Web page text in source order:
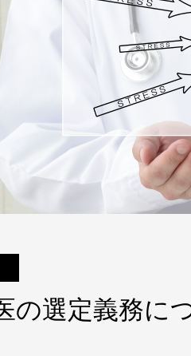
の選定義務に